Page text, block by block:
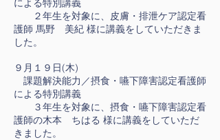
による特別講義
２年生を対象に、皮膚・排泄ケア認定看
護師 馬野 美紀 様に講義をしていただきま
した。
９月１９日(木)
課題解決能力／摂食・嚥下障害認定看護師
による特別講義
３年生を対象に、摂食・嚥下障害認定看
護師の木本 ちはる 様に講義をしていただ
きました。